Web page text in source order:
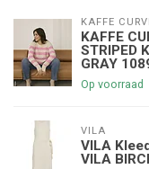
KAFFE
KAFFE
STRIPED
GRAY
Op voorraad
VILA
VILA
VILA